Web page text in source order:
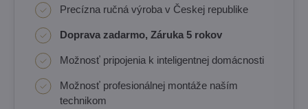
Precízna ručná výroba v Českej republike
Doprava zadarmo, Záruka 5 rokov
Možnosť pripojenia k inteligentnej domácnosti
Možnosť profesionálnej montáže naším
technikom